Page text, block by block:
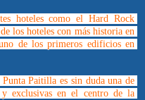
hoteles como el Hard Rock
los hoteles con más historia en
de los primeros edificios en
Paitilla es sin duda una de
y exclusivas en el centro de la